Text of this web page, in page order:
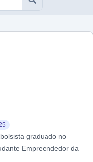
graduado no
Empreendedor da